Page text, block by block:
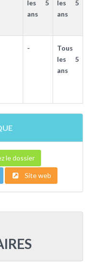
les 5
ans
les 5
ans
-
Tous
les 5
ans
le dossier
Site web